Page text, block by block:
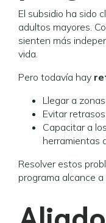
El subsidio ha sido
adultos mayores.
sienten más
vida.
Pero todavía hay
Llegar a
Evitar
Capacitar a
herramientas
Resolver estos
programa alcance